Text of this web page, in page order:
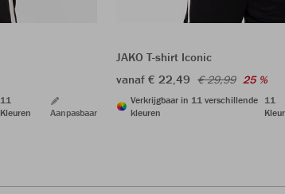
11
Kleuren
Aanpasbaar
JAKO T-shirt Iconic
vanaf € 22,49 € 29,99 25 %
Verkrijgbaar in 11 verschillende
kleuren
11